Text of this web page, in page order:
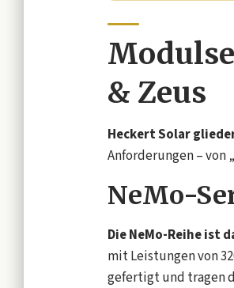
& Zeus
Heckert Solar
Anforderungen – von
NeMo-
Die NeMo-Reihe ist
mit Leistungen von
gefertigt und tragen